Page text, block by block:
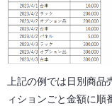
上記の例では日別商品
ィションごと金額に順